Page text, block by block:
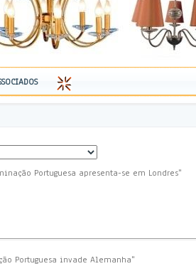
Portuguesa apresenta-se em Londres"
Portuguesa invade Alemanha"